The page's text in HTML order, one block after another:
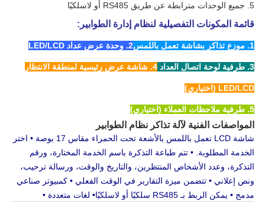
5. جميع الوحدات مترابطة عن طريق RS485 أو لاسلكيًا
قائمة المكونات التفصيلية لنظام إدارة الطوابير:
1. موزع تذاكر بشاشة تعمل باللمس 2. وحدة عرض عداد LED/LCD
3. طرفية لوحة اتصال العداد 4. شاشة عرض رئيسية لمنطقة الانتظار
LED/LCD (اختياري)
5. طرفية ملاحظات العملاء (اختياري)
المواصفات الفنية لآلة تذاكر نظام الطوابير
شاشة LCD تعمل باللمس بالأشعة تحت الحمراء مقاس 17 بوصة • اختر
الخدمة المطلوبة. • تتم طباعة التذكرة باسم الخدمة المختارة، ورقم
التذكرة، وعدد الأشخاص المنتظرين، والتاريخ والوقت، ورسالة ترحيب،
ونص إعلاني • تتضمن ميزة التقارير في الوقت الفعلي • كمبيوتر صناعي
مدمج • يمكن الربط بـ RS485 سلكيًا أو لاسلكيًا
• لغات متعددة •